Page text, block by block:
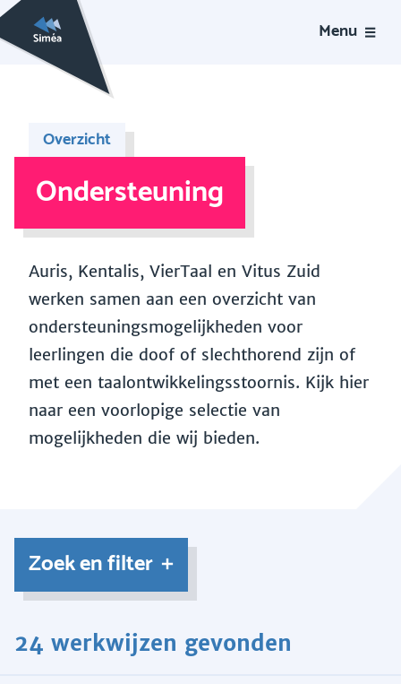
Menu
Overzicht
Ondersteuning
Auris, Kentalis, VierTaal en Vitus Zuid
werken samen aan een overzicht van
ondersteuningsmogelijkheden voor
leerlingen die doof of slechthorend zijn of
met een taalontwikkelingsstoornis. Kijk hier
naar een voorlopige selectie van
mogelijkheden die wij bieden.
Zoek en filter
24 werkwijzen gevonden